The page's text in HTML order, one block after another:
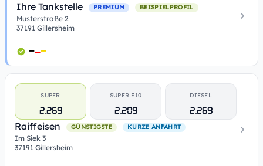
Ihre Tankstelle PREMIUM BEISPIELPROFIL
Musterstraße 2
37191 Gillersheim
SUPER
2.269
SUPER E10
2.209
DIESEL
2.269
Raiffeisen
GÜNSTIGSTE KURZE ANFAHRT
Im Siek 3
37191 Gillersheim